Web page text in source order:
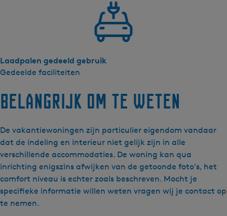
Gedeelde faciliteiten
Laadpalen gedeeld gebruik
Belangrijk om te weten
De vakantiewoningen zijn particulier eigendom vandaar
dat de indeling en interieur niet gelijk zijn in alle
verschillende accommodaties. De woning kan qua
inrichting enigszins afwijken van de getoonde foto's, het
comfort niveau is echter zoals beschreven. Mocht je
specifieke informatie willen weten vragen wij je contact op
te nemen.